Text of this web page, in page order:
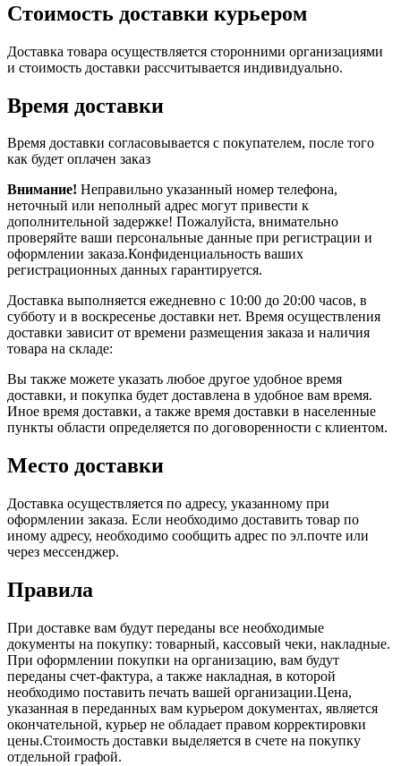
Стоимость доставки курьером
Доставка товара осуществляется сторонними организациями
и стоимость доставки рассчитывается индивидуально.
Время доставки
Время доставки согласовывается с покупателем, после того
как будет оплачен заказ
Внимание! Неправильно указанный номер телефона,
неточный или неполный адрес могут привести к
дополнительной задержке! Пожалуйста, внимательно
проверяйте ваши персональные данные при регистрации и
оформлении заказа.Конфиденциальность ваших
регистрационных данных гарантируется.
Доставка выполняется ежедневно с 10:00 до 20:00 часов, в
субботу и в воскресенье доставки нет. Время осуществления
доставки зависит от времени размещения заказа и наличия
товара на складе:
Вы также можете указать любое другое удобное время
доставки, и покупка будет доставлена в удобное вам время.
Иное время доставки, а также время доставки в населенные
пункты области определяется по договоренности с клиентом.
Место доставки
Доставка осуществляется по адресу, указанному при
оформлении заказа. Если необходимо доставить товар по
иному адресу, необходимо сообщить адрес по эл.почте или
через мессенджер.
Правила
При доставке вам будут переданы все необходимые
документы на покупку: товарный, кассовый чеки, накладные.
При оформлении покупки на организацию, вам будут
переданы счет-фактура, а также накладная, в которой
необходимо поставить печать вашей организации.Цена,
указанная в переданных вам курьером документах, является
окончательной, курьер не обладает правом корректировки
цены.Стоимость доставки выделяется в счете на покупку
отдельной графой.